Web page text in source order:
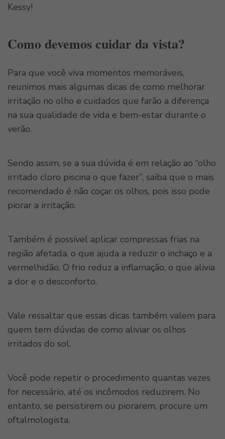
Kessy!
Como devemos cuidar da vista?
Para que você viva momentos memoráveis,
reunimos mais algumas dicas de como melhorar
irritação no olho e cuidados que farão a diferença
na sua qualidade de vida e bem-estar durante o
verão.
Sendo assim, se a sua dúvida é em relação ao “olho
irritado cloro piscina o que fazer”, saiba que o mais
recomendado é não coçar os olhos, pois isso pode
piorar a irritação.
Também é possível aplicar compressas frias na
região afetada, o que ajuda a reduzir o inchaço e a
vermelhidão. O frio reduz a inflamação, o que alivia
a dor e o desconforto.
Vale ressaltar que essas dicas também valem para
quem tem dúvidas de como aliviar os olhos
irritados do sol.
Você pode repetir o procedimento quantas vezes
for necessário, até os incômodos reduzirem. No
entanto, se persistirem ou piorarem, procure um
oftalmologista.